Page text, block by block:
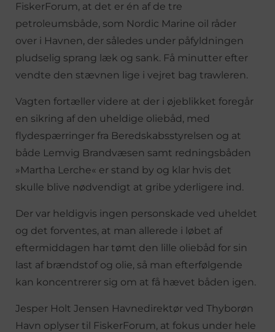
FiskerForum, at det er én af de tre
petroleumsbåde, som Nordic Marine oil råder
over i Havnen, der således under påfyldningen
pludselig sprang læk og sank. Få minutter efter
vendte den stævnen lige i vejret bag trawleren.
Vagten fortæller videre at der i øjeblikket foregår
en sikring af den uheldige oliebåd, med
flydespærringer fra Beredskabsstyrelsen og at
både Lemvig Brandvæsen samt redningsbåden
»Martha Lerche« er stand by og klar hvis det
skulle blive nødvendigt at gribe yderligere ind.
Der var heldigvis ingen personskade ved uheldet
og det forventes, at man allerede i løbet af
eftermiddagen har tømt den lille oliebåd for sin
last af brændstof og olie, så man efterfølgende
kan koncentrerer sig om at få hævet båden igen.
Jesper Holt Jensen Havnedirektør ved Thyborøn
Havn oplyser til FiskerForum, at fokus under hele